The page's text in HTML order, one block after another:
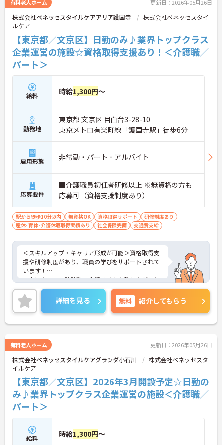
有料老人ホーム 更新日：2026年05月26日
株式会社ベネッセスタイルケアアリア護国寺
株式会社ベネッセスタイ
ルケア
【東京都／文京区】日勤のみ♪業界トップクラス
企業運営の施設☆資格取得支援あり！＜介護職／
パート＞
給料 時給1,300円～
勤務地
東京都 文京区 目白台3-28-10
東京メトロ有楽町線「護国寺駅」徒歩6分
雇用形態 非常勤・パート・アルバイト
応募要件
■介護職員初任者研修以上 ※無資格の方も
応募可（資格支援制度あり）
駅から徒歩10分以内 無資格OK 資格取得サポート
研修制度あり
産休･育休･介護休暇取得実績あり
社会保険完備 交通費支給
＜スキルアップ・キャリア形成が可能＞資格取得支
援や研修制度があり、職員の学びをサポートされて
います！
＜夜勤なしの日勤勤務＞生活リズムを整えながら無
理なく働けます。
＜寄り添ったケアの実施＞利用者さまに深く寄り添
ったサービスの提供を目指し、職員の専門性を高め
るような人材育成にも注力されています。
ご興味のある方には、面接対策ポイント等、さらに
詳細を見る 無料 紹介してもらう
有料老人ホーム 更新日：2026年05月26日
株式会社ベネッセスタイルケアグランダ小石川
株式会社ベネッセスタ
イルケア
【東京都／文京区】2026年3月開設予定☆日勤の
み♪業界トップクラス企業運営の施設＜介護職／
パート＞
給料 時給1,300円～